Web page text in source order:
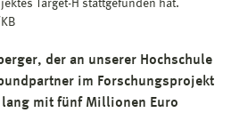
Target-H stattgefunden hat.
der an unserer Hochschule
im Forschungsprojekt
lang mit fünf Millionen Euro